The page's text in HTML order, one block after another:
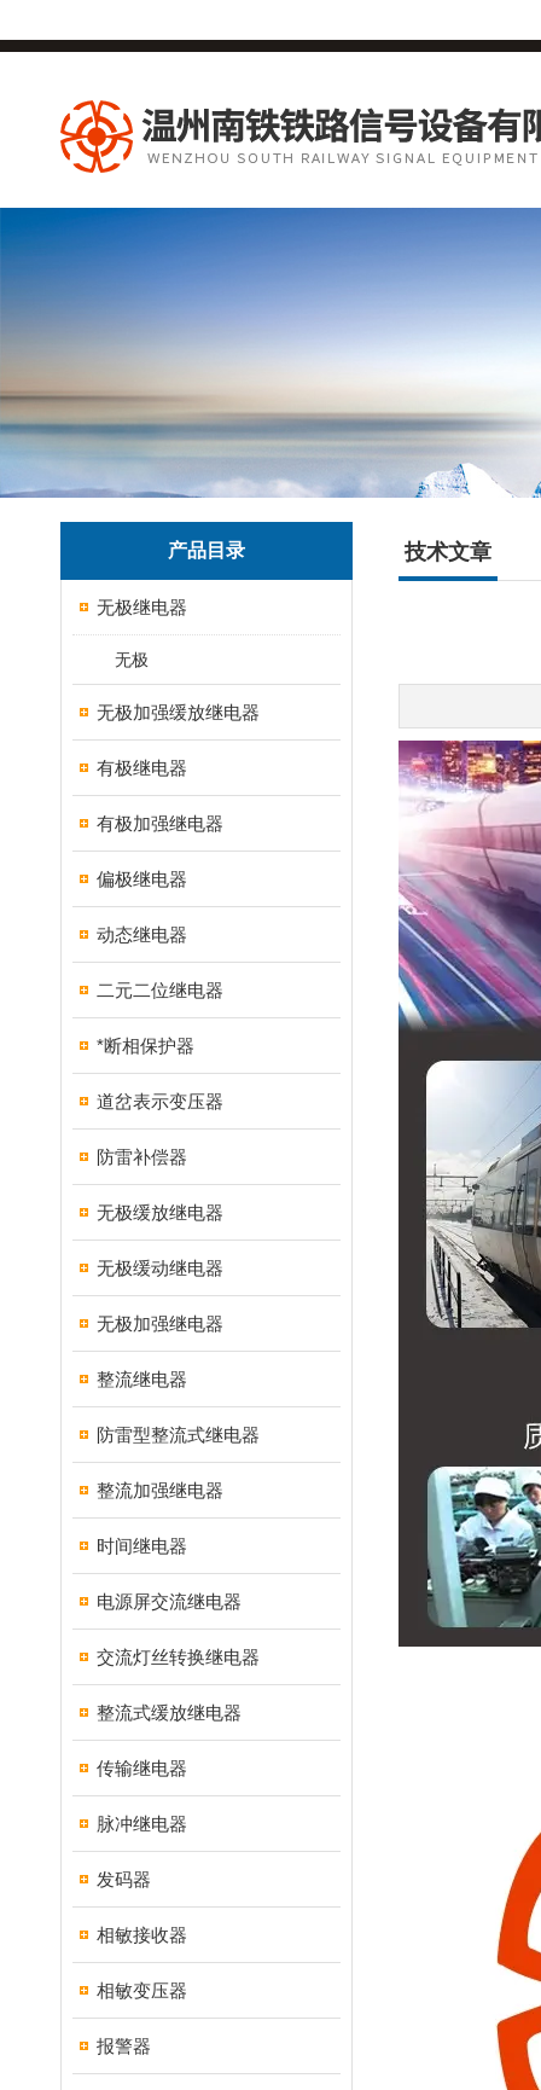
产品目录
无极继电器
无极
无极加强缓放继电器
有极继电器
有极加强继电器
偏极继电器
动态继电器
二元二位继电器
*断相保护器
道岔表示变压器
防雷补偿器
无极缓放继电器
无极缓动继电器
无极加强继电器
整流继电器
防雷型整流式继电器
整流加强继电器
时间继电器
电源屏交流继电器
交流灯丝转换继电器
整流式缓放继电器
传输继电器
脉冲继电器
发码器
相敏接收器
相敏变压器
报警器
技术文章